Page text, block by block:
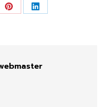
Share
Share